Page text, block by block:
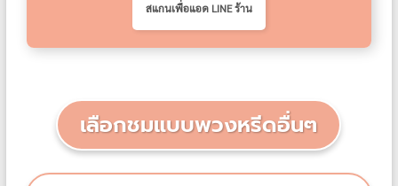
สแกนเพื่อแอด LINE ร้าน
เลือกชมแบบพวงหรีดอื่นๆ